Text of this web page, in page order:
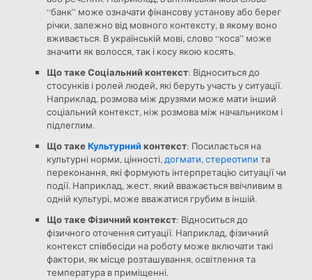
“банк” може означати фінансову установу або берег
річки, залежно від мовного контексту, в якому воно
вживається. В українській мові, слово “коса” може
значити як волосся, так і косу якою косять.
Що таке Соціальний контекст: Відноситься до
стосунків і ролей людей, які беруть участь у ситуації.
Наприклад, розмова між друзями може мати інший
соціальний контекст, ніж розмова між начальником і
підлеглим.
Що такеКультурнийконтекст: Посилається на
культурні норми, цінності,догмати,стереотипи та
переконання, які формують інтерпретацію ситуації чи
події. Наприклад, жест, який вважається ввічливим в
одній культурі, може вважатися грубим в іншій.
Що таке Фізичний контекст: Відноситься до
фізичного оточення ситуації. Наприклад, фізичний
контекст співбесіди на роботу може включати такі
фактори, як місце розташування, освітлення та
температура в приміщенні.